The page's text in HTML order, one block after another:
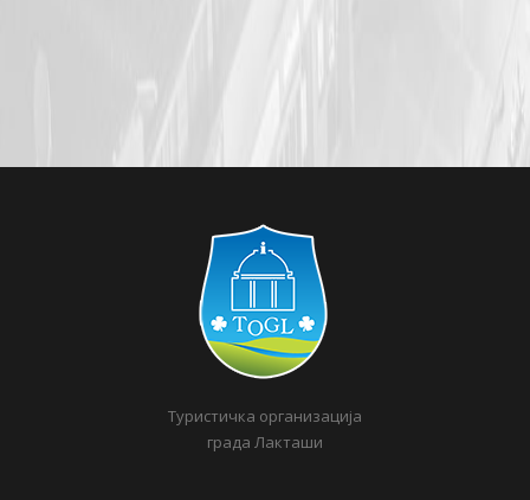
Туристичка организација
града Лакташи